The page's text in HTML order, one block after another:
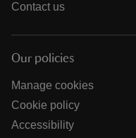
Contact us
Our policies
Manage cookies
Cookie policy
Accessibility